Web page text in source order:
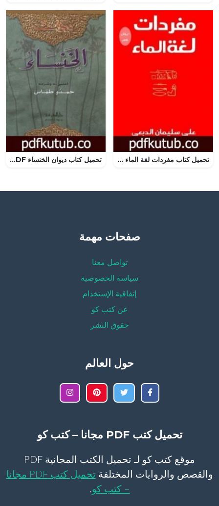
تحميل كتاب مفردات لغة الماء PDF تأليف علي سليمان الدبعي مجانا [كامل] تحميل كتاب ديوان الخنساء PDF تأليف حمدو طمّاس مجانا [كامل]
صفحات مهمة
تواصل معنا
سياسة الخصوصية
إتفاقية الإستخدام
عن كتب كو
حقوق النشر
حول العالم
تحميل كتب PDF مجانا – كتب كو
موقع كتب كو لـ تحميل الكتب المجانية PDF
والقصص والروايات المختلفة
تحميل كتب PDF مجانا
– كتب كو.